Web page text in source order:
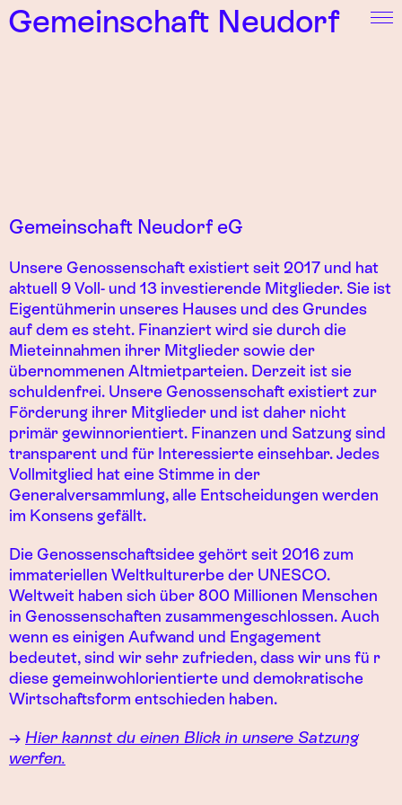
Gemeinschaft Neudorf
Gemeinschaft Neudorf eG
Unsere Genossenschaft existiert seit 2017 und hat
aktuell 9 Voll- und 13 investierende Mitglieder. Sie ist
Eigentühmerin unseres Hauses und des Grundes
auf dem es steht. Finanziert wird sie durch die
Mieteinnahmen ihrer Mitglieder sowie der
übernommenen Altmietparteien. Derzeit ist sie
schuldenfrei. Unsere Genossenschaft existiert zur
Förderung ihrer Mitglieder und ist daher nicht
primär gewinnorientiert. Finanzen und Satzung sind
transparent und für Interessierte einsehbar. Jedes
Vollmitglied hat eine Stimme in der
Generalversammlung, alle Entscheidungen werden
im Konsens gefällt.
Die Genossenschaftsidee gehört seit 2016 zum
immateriellen Weltkulturerbe der UNESCO.
Weltweit haben sich über 800 Millionen Menschen
in Genossenschaften zusammengeschlossen. Auch
wenn es einigen Aufwand und Engagement
bedeutet, sind wir sehr zufrieden, dass wir uns fü r
diese gemeinwohlorientierte und demokratische
Wirtschaftsform entschieden haben.
→ Hier kannst du einen Blick in unsere Satzung
werfen.